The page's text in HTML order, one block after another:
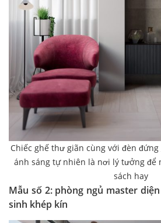
Chiếc ghế thư giãn cùng với đèn
ánh sáng tự nhiên là nơi lý tưởng để
sách hay
Mẫu số 2: phòng ngủ master
sinh khép kín